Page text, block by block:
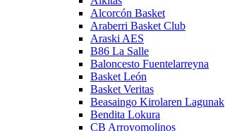
Alcorcón Basket
Araberri Basket Club
Araski AES
B86 La Salle
Baloncesto Fuentelarreyna
Basket León
Basket Veritas
Beasaingo Kirolaren Lagunak
Bendita Lokura
CB Arroyomolinos